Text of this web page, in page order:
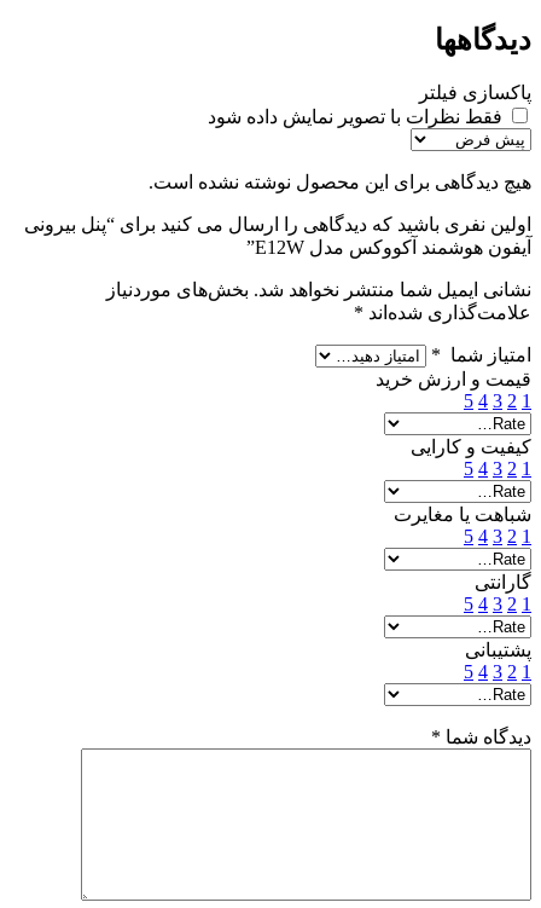
دیدگاهها
پاکسازی فیلتر
فقط نظرات با تصویر نمایش داده شود
هیچ دیدگاهی برای این محصول نوشته نشده است.
اولین نفری باشید که دیدگاهی را ارسال می کنید برای “پنل بیرونی
آیفون هوشمند آکووکس مدل E12W”
نشانی ایمیل شما منتشر نخواهد شد. بخش‌های موردنیاز
علامت‌گذاری شده‌اند *
امتیاز شما *
قیمت و ارزش خرید
1
2
3
4
5
کیفیت و کارایی
1
2
3
4
5
شباهت یا مغایرت
1
2
3
4
5
گارانتی
1
2
3
4
5
پشتیبانی
1
2
3
4
5
دیدگاه شما *